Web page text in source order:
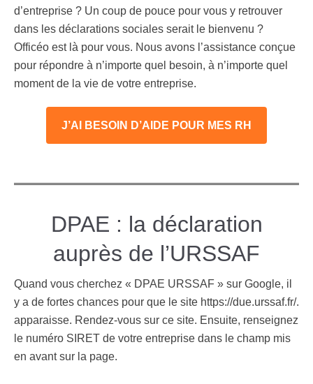
d’entreprise ? Un coup de pouce pour vous y retrouver
dans les déclarations sociales serait le bienvenu ?
Officéo est là pour vous. Nous avons l’assistance conçue
pour répondre à n’importe quel besoin, à n’importe quel
moment de la vie de votre entreprise.
J’AI BESOIN D’AIDE POUR MES RH
DPAE : la déclaration
auprès de l’URSSAF
Quand vous cherchez « DPAE URSSAF » sur Google, il
y a de fortes chances pour que le site https://due.urssaf.fr/.
apparaisse. Rendez-vous sur ce site. Ensuite, renseignez
le numéro SIRET de votre entreprise dans le champ mis
en avant sur la page.